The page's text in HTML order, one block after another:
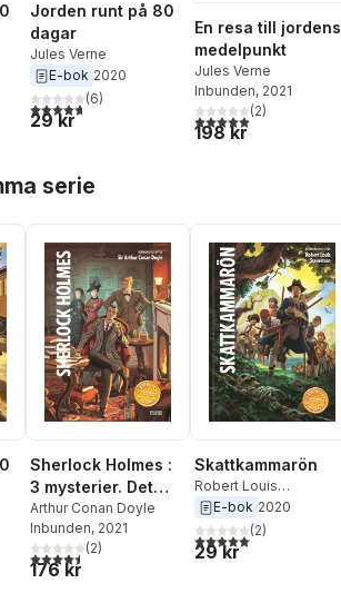
antal röster:
Jorden runt på 80
dagar
Jules Verne
E-bok 2020
4,7utav 5 stjärnor. Totalt antal röster:
(6)
29 kr
En resa till jordens
medelpunkt
Jules Verne
Inbunden, 2021
5,0utav 5 stjärnor.
(2)
198 kr
serie
antal röster:
Sherlock Holmes :
3 mysterier. Det
spräckliga bandet ;
De rödhårigas
förening ; En
skandal i Böhmen
Arthur Conan Doyle
Inbunden, 2021
4,5utav 5 stjärnor. Totalt antal röster:
(2)
176 kr
Skattkammarön
Robert Louis
Stevenson,Cecilia
Davidsson
E-bok 2020
5,0utav 5 stjärnor.
(2)
29 kr